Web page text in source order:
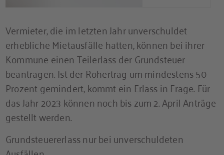
Vermieter, die im letzten Jahr unverschuldet
erhebliche Mietausfälle hatten, können bei ihrer
Kommune einen Teilerlass der Grundsteuer
beantragen. Ist der Rohertrag um mindestens 50
Prozent gemindert, kommt ein Erlass in Frage. Für
das Jahr 2023 können noch bis zum 2. April Anträge
gestellt werden.
Grundsteuererlass nur bei unverschuldeten